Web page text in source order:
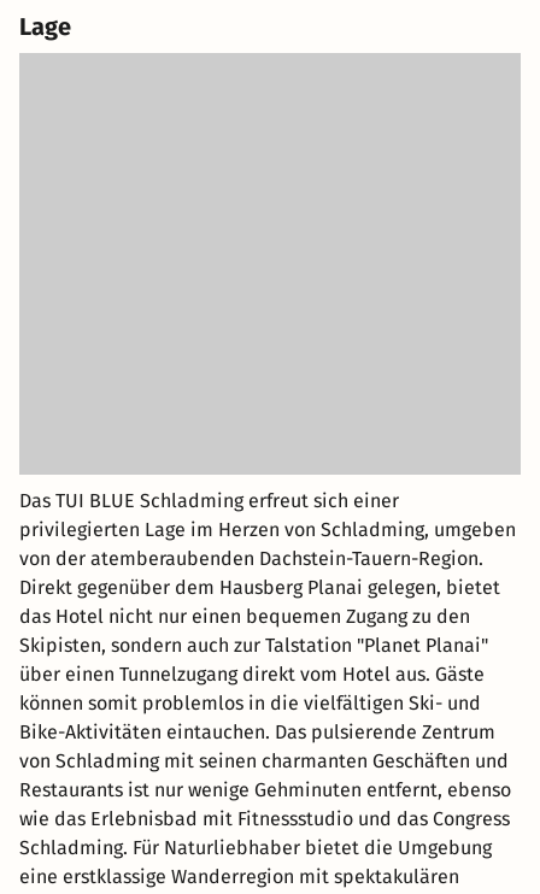
Lage
Das TUI BLUE Schladming erfreut sich einer
privilegierten Lage im Herzen von Schladming, umgeben
von der atemberaubenden Dachstein-Tauern-Region.
Direkt gegenüber dem Hausberg Planai gelegen, bietet
das Hotel nicht nur einen bequemen Zugang zu den
Skipisten, sondern auch zur Talstation "Planet Planai"
über einen Tunnelzugang direkt vom Hotel aus. Gäste
können somit problemlos in die vielfältigen Ski- und
Bike-Aktivitäten eintauchen. Das pulsierende Zentrum
von Schladming mit seinen charmanten Geschäften und
Restaurants ist nur wenige Gehminuten entfernt, ebenso
wie das Erlebnisbad mit Fitnessstudio und das Congress
Schladming. Für Naturliebhaber bietet die Umgebung
eine erstklassige Wanderregion mit spektakulären